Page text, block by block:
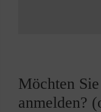
Möchten
anmelden?